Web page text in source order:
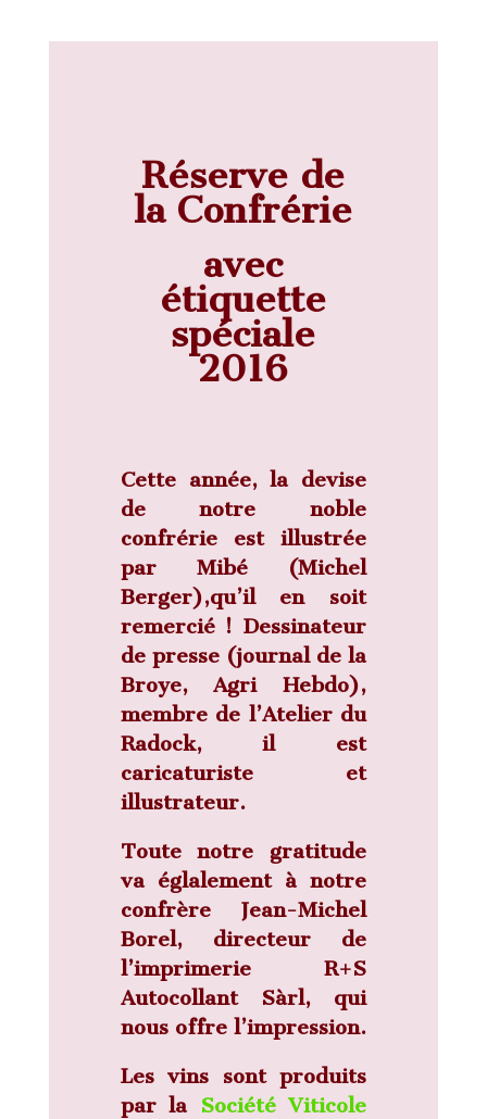
Réserve de
la Confrérie
avec
étiquette
spéciale
2016
Cette année, la devise
de notre noble
confrérie est illustrée
par Mibé (Michel
Berger),qu’il en soit
remercié ! Dessinateur
de presse (journal de la
Broye, Agri Hebdo),
membre de l’Atelier du
Radock, il est
caricaturiste et
illustrateur.
Toute notre gratitude
va églalement à notre
confrère Jean-Michel
Borel, directeur de
l’imprimerie R+S
Autocollant Sàrl, qui
nous offre l’impression.
Les vins sont produits
par laSociété Viticole